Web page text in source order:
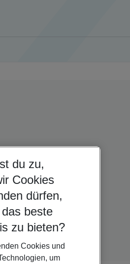
du zu,
Cookies
dürfen,
beste
zu bieten?
Cookies und
um